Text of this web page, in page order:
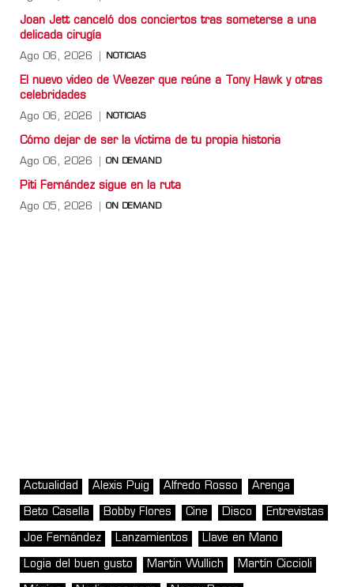
Joan Jett canceló dos conciertos tras someterse a una
delicada cirugía
Ago 06, 2026 NOTICIAS
El nuevo video de Weezer que reúne a Tony Hawk y otras
celebridades
Ago 06, 2026 NOTICIAS
Cómo dejar de ser la víctima de tu propia historia
Ago 06, 2026 ON DEMAND
Piti Fernández sigue en la ruta
Ago 05, 2026 ON DEMAND
Actualidad Alexis Puig Alfredo Rosso Arenga
Beto Casella Bobby Flores Cine Disco Entrevistas
Joe Fernández Lanzamientos Llave en Mano
Logia del buen gusto Martin Wullich Martín Ciccioli